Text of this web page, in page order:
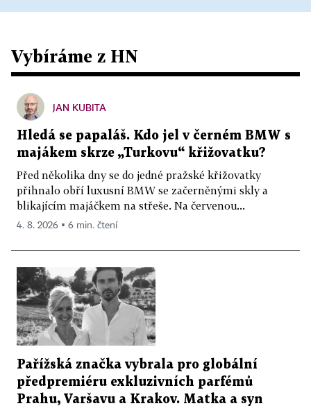
Vybíráme z HN
JAN KUBITA
Hledá se papaláš. Kdo jel v černém BMW s
majákem skrze „Turkovu“ křižovatku?
Před několika dny se do jedné pražské křižovatky
přihnalo obří luxusní BMW se začerněnými skly a
blikajícím majáčkem na střeše. Na červenou...
4. 8. 2026 ▪ 6 min. čtení
Pařížská značka vybrala pro globální
předpremiéru exkluzivních parfémů
Prahu, Varšavu a Krakov. Matka a syn